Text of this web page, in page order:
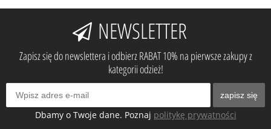
NEWSLETTER
Zapisz się do newslettera i odbierz RABAT 10% na pierwsze zakupy z
kategorii odzież!
zapisz się
Dbamy o Twoje dane. Poznaj politykę prywatności